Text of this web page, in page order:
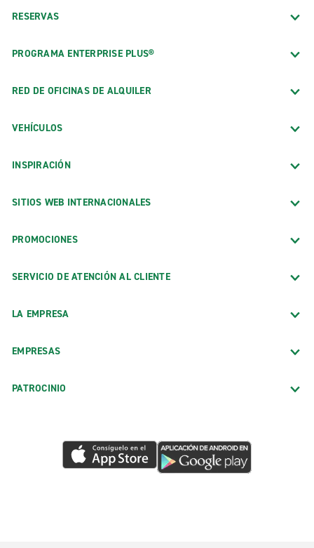
RESERVAS
PROGRAMA ENTERPRISE PLUS®
RED DE OFICINAS DE ALQUILER
VEHÍCULOS
INSPIRACIÓN
SITIOS WEB INTERNACIONALES
PROMOCIONES
SERVICIO DE ATENCIÓN AL CLIENTE
LA EMPRESA
EMPRESAS
PATROCINIO